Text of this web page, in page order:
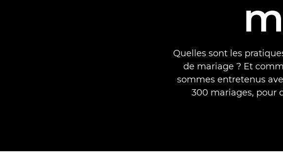
Quelles sont les
de mariage ? Et
sommes entretenus
300 mariages, pour